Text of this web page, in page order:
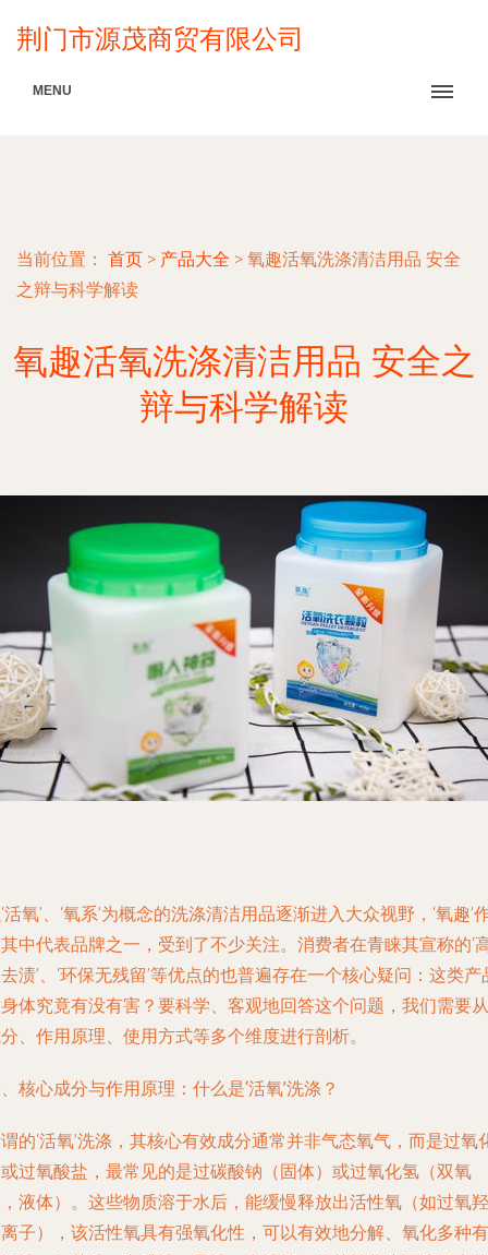
荆门市源茂商贸有限公司
MENU
当前位置： 首页 > 产品大全 > 氧趣活氧洗涤清洁用品 安全
之辩与科学解读
氧趣活氧洗涤清洁用品 安全之
辩与科学解读
活氧’、‘氧系’为概念的洗涤清洁用品逐渐进入大众视野，‘氧趣’
中代表品牌之一，受到了不少关注。消费者在青睐其宣称的‘
渍’、‘环保无残留’等优点的也普遍存在一个核心疑问：这类产
体究竟有没有害？要科学、客观地回答这个问题，我们需要从
、作用原理、使用方式等多个维度进行剖析。
核心成分与作用原理：什么是‘活氧’洗涤？
的‘活氧’洗涤，其核心有效成分通常并非气态氧气，而是过氧
过氧酸盐，最常见的是过碳酸钠（固体）或过氧化氢（双氧
液体）。这些物质溶于水后，能缓慢释放出活性氧（如过氧羟
子），该活性氧具有强氧化性，可以有效地分解、氧化多种有